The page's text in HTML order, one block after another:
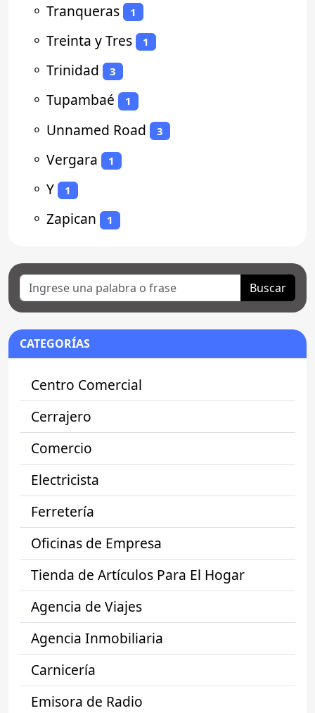
⚬ Tranqueras 1
⚬ Treinta y Tres 1
⚬ Trinidad 3
⚬ Tupambaé 1
⚬ Unnamed Road 3
⚬ Vergara 1
⚬ Y 1
⚬ Zapican 1
Buscar
CATEGORÍAS
Centro Comercial
Cerrajero
Comercio
Electricista
Ferretería
Oficinas de Empresa
Tienda de Artículos Para El Hogar
Agencia de Viajes
Agencia Inmobiliaria
Carnicería
Emisora de Radio